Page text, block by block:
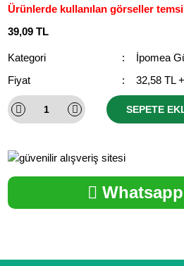
Ürünlerde kullanılan görseller
39,09 TL
Kategori
İpomea
Fiyat
32,58 TL
SEPETE